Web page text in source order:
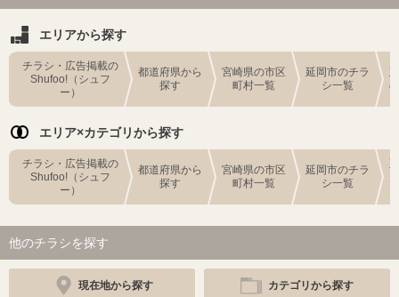
エリアから探す
チラシ・広告掲載の
Shufoo!（シュフ
ー）
都道府県から
探す
宮崎県の市区
町村一覧
延岡市のチラ
シ一覧
エリア×カテゴリから探す
チラシ・広告掲載の
Shufoo!（シュフ
ー）
都道府県から
探す
宮崎県の市区
町村一覧
延岡市のチラ
シ一覧
他のチラシを探す
現在地から探す カテゴリから探す